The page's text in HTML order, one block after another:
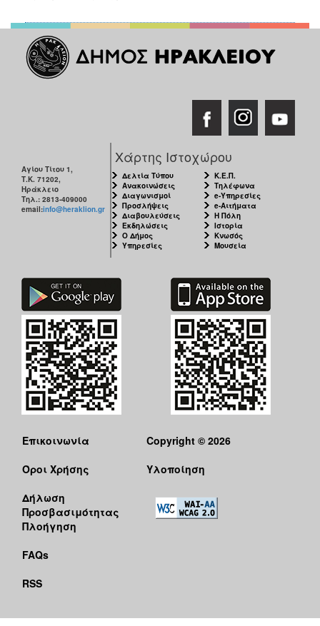
Αγίου Τίτου 1,
Τ.Κ. 71202,
Ηράκλειο
Τηλ.: 2813-409000
email:info@heraklion.gr
Χάρτης Ιστοχώρου
Δελτία Τύπου
Ανακοινώσεις
Διαγωνισμοί
Προσλήψεις
Διαβουλεύσεις
Εκδηλώσεις
Ο Δήμος
Υπηρεσίες
Κ.Ε.Π.
Τηλέφωνα
e-Υπηρεσίες
e-Αιτήματα
Η Πόλη
Ιστορία
Κνωσός
Μουσεία
Επικοινωνία
Όροι Χρήσης
Δήλωση
Προσβασιμότητας
Πλοήγηση
FAQs
RSS
Copyright © 2026
Υλοποίηση